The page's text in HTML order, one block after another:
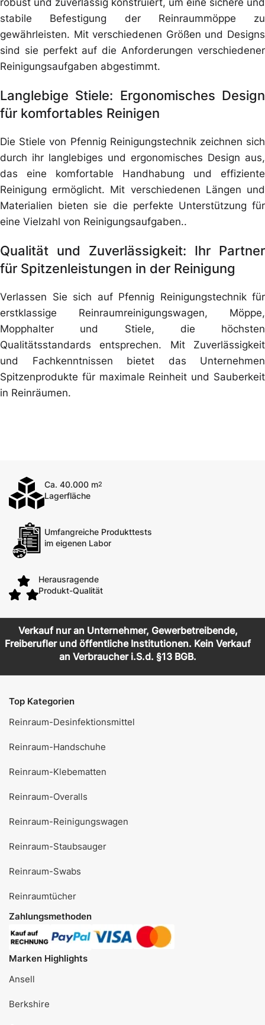
robust und zuverlässig konstruiert, um eine sichere und
stabile Befestigung der Reinraummöppe zu
gewährleisten. Mit verschiedenen Größen und Designs
sind sie perfekt auf die Anforderungen verschiedener
Reinigungsaufgaben abgestimmt.
Langlebige Stiele: Ergonomisches Design
für komfortables Reinigen
Die Stiele von Pfennig Reinigungstechnik zeichnen sich
durch ihr langlebiges und ergonomisches Design aus,
das eine komfortable Handhabung und effiziente
Reinigung ermöglicht. Mit verschiedenen Längen und
Materialien bieten sie die perfekte Unterstützung für
eine Vielzahl von Reinigungsaufgaben..
Qualität und Zuverlässigkeit: Ihr Partner
für Spitzenleistungen in der Reinigung
Verlassen Sie sich auf Pfennig Reinigungstechnik für
erstklassige Reinraumreinigungswagen, Möppe,
Mopphalter und Stiele, die höchsten
Qualitätsstandards entsprechen. Mit Zuverlässigkeit
und Fachkenntnissen bietet das Unternehmen
Spitzenprodukte für maximale Reinheit und Sauberkeit
in Reinräumen.
Ca. 40.000 m2
Lagerfläche
Umfangreiche Produkttests
im eigenen Labor
Herausragende
Produkt-Qualität
Verkauf nur an Unternehmer, Gewerbetreibende,
Freiberufler und öffentliche Institutionen. Kein Verkauf
an Verbraucher i.S.d. §13 BGB.
Top Kategorien
Reinraum-Desinfektionsmittel
Reinraum-Handschuhe
Reinraum-Klebematten
Reinraum-Overalls
Reinraum-Reinigungswagen
Reinraum-Staubsauger
Reinraum-Swabs
Reinraumtücher
Zahlungsmethoden
Marken Highlights
Ansell
Berkshire